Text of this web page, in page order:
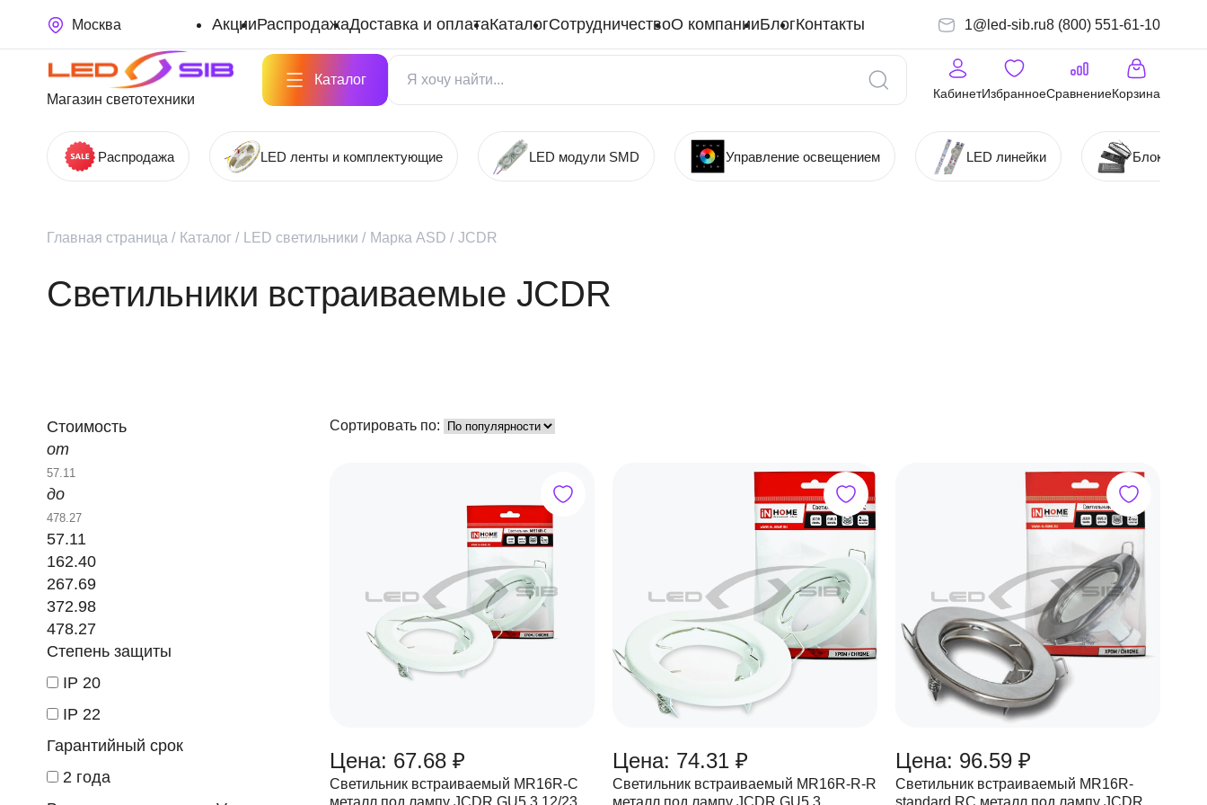
Москва АкцииРаспродажаДоставка и оплатаКаталогСотрудничествоО компанииБлогКонтакты 1@led-sib.ru8 (800) 551-61-10
Магазин светотехники
Каталог
КабинетИзбранноеСравнениеКорзина
Распродажа LED ленты и комплектующие LED модули SMD Управление освещением LED линейки Блоки
Главная страница / Каталог / LED светильники / Марка ASD / JCDR
Светильники встраиваемые JCDR
Стоимость
от
до
57.11
162.40
267.69
372.98
478.27
Степень защиты
IP 20
IP 22
Гарантийный срок
2 года
Сортировать по:
Цена: 67.68 ₽
Светильник встраиваемый MR16R-С
металл под лампу JCDR GU5.3 12/230
Цена: 74.31 ₽
Светильник встраиваемый MR16R-R-R
металл под лампу JCDR GU5.3
Цена: 96.59 ₽
Светильник встраиваемый MR16R-
standard RC металл под лампу JCDR